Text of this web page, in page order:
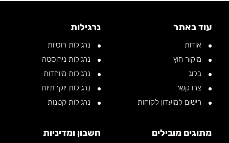
עוד באתר
אודות
מיקור חוץ
בלוג
צרו קשר
רישום למועדון לקוחות
נרגילות
נרגילות רוסיות
נרגילות נירוסטה
נרגילות מיוחדות
נרגילות יוקרתיות
נרגילות קטנות
מתוגים מובילים חשבון ומדיניות